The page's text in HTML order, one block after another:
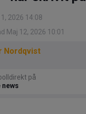
2026 14:08
Maj 12, 2026 10:01
Nordqvist
på
news